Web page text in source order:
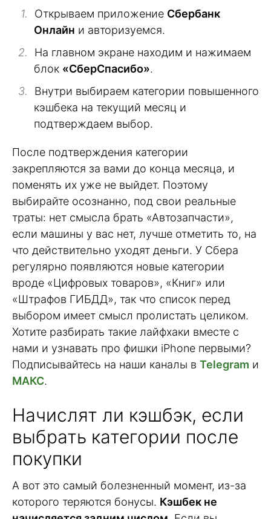
Открываем приложение Сбербанк
Онлайн и авторизуемся.
На главном экране находим и нажимаем
блок «СберСпасибо».
Внутри выбираем категории повышенного
кэшбека на текущий месяц и
подтверждаем выбор.
После подтверждения категории
закрепляются за вами до конца месяца, и
поменять их уже не выйдет. Поэтому
выбирайте осознанно, под свои реальные
траты: нет смысла брать «Автозапчасти»,
если машины у вас нет, лучше отметить то, на
что действительно уходят деньги. У Сбера
регулярно появляются новые категории
вроде «Цифровых товаров», «Книг» или
«Штрафов ГИБДД», так что список перед
выбором имеет смысл пролистать целиком.
Хотите разбирать такие лайфхаки вместе с
нами и узнавать про фишки iPhone первыми?
Подписывайтесь на наши каналы в Telegram и
МАКС.
Начислят ли кэшбэк, если
выбрать категории после
покупки
А вот это самый болезненный момент, из-за
которого теряются бонусы. Кэшбек не